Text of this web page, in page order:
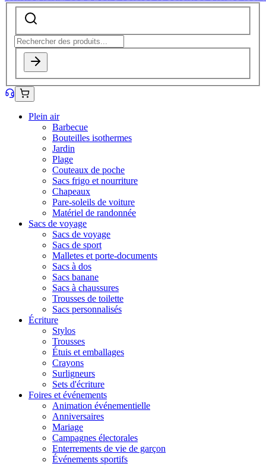
Plein air
Barbecue
Bouteilles isothermes
Jardin
Plage
Couteaux de poche
Sacs frigo et nourriture
Chapeaux
Pare-soleils de voiture
Matériel de randonnée
Sacs de voyage
Sacs de voyage
Sacs de sport
Malletes et porte-documents
Sacs à dos
Sacs banane
Sacs à chaussures
Trousses de toilette
Sacs personnalisés
Écriture
Stylos
Trousses
Étuis et emballages
Crayons
Surligneurs
Sets d'écriture
Foires et événements
Animation événementielle
Anniversaires
Mariage
Campagnes électorales
Enterrements de vie de garçon
Événements sportifs